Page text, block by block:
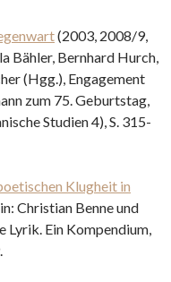
(2003, 2008/9,
Bähler, Bernhard Hurch,
(Hgg.), Engagement
zum 75. Geburtstag,
Studien 4), S. 315-
Klugheit in
in: Christian Benne und
Lyrik. Ein Kompendium,